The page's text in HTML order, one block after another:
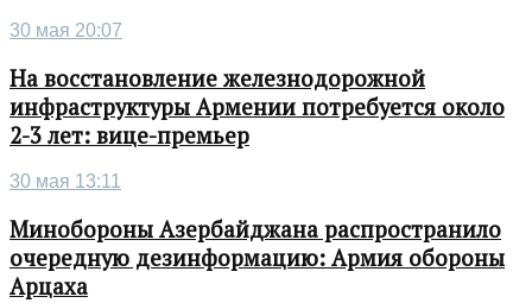
30 мая 20:07
На восстановление железнодорожной
инфраструктуры Армении потребуется около
2-3 лет: вице-премьер
30 мая 13:11
Минобороны Азербайджана распространило
очередную дезинформацию: Армия обороны
Арцаха